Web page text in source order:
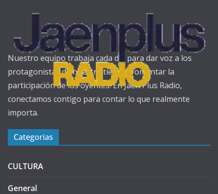
Nuestro equipo trabaja cada día para dar voz a los
protagonistas de nuestra tierra y fomentar la
participación de los oyentes. En Jaén Plus Radio,
conectamos contigo para contar lo que realmente
importa.
Categorias
CULTURA
General